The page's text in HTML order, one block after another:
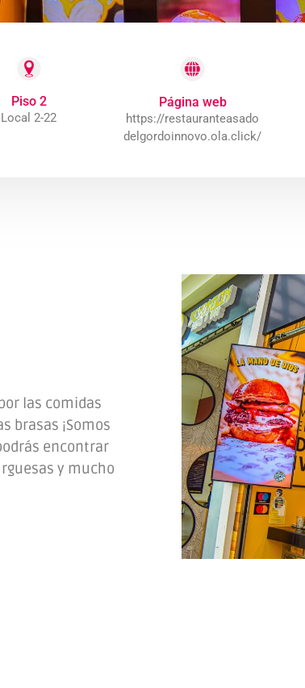
Piso 2
Local 2-22
Página web
https://restauranteasado
delgordoinnovo.ola.click/
las comidas
brasas ¡Somos
encontrar
y mucho